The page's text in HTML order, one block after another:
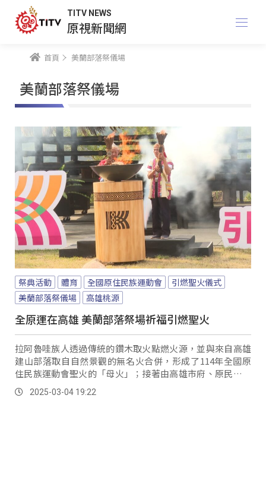
TITV NEWS
原視新聞網
首頁 美蘭部落祭儀場
美蘭部落祭儀場
祭典活動 體育 全國原住民族運動會
引燃聖火儀式
美蘭部落祭儀場
高雄桃源
全原運在高雄 美蘭部落祭場祈福引燃聖火
拉阿魯哇族人透過傳統的鑽木取火點燃火源，並與來自高雄
建山部落取自自然景觀的無名火合併，形成了114年全國原
住民族運動會聖火的「母火」；接著由高雄市府、原民會、
體育署共同用象徵著人文之火與自然之火，引燃賽會聖火。
2025-03-04 19:22